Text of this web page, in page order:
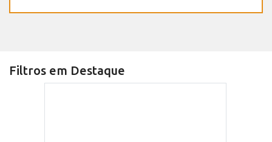
Filtros em Destaque